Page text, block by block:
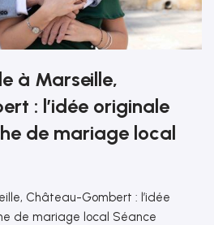
à Marseille,
: l’idée originale
de mariage local
Château-Gombert : l’idée
de mariage local Séance